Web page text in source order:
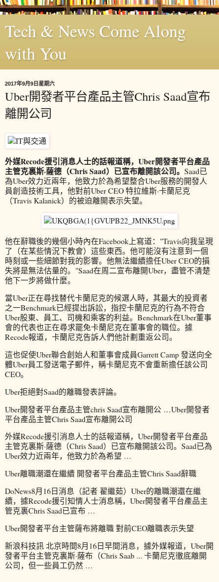
Tech & News Come Along
with You
2017年9月9日星期六
Uber開發者平台產品主管Chris Saad宣布
離開公司
外媒Recode援引消息人士的話報道稱，Uber開發者平台產品
主管克裏斯·薩德（Chris Saad）已宣布離開該公司。 Saad已
為Uber效力近兩年，他致力於為希望整合Uber服務的開發人
員創造技術工具，他對前Uber CEO 特拉維斯·卡蘭尼克
（Travis Kalanick）的被迫離開表示失望。
他在辭職後的幾個小時內在Facebook上寫道："Travis向我呈現
了（在某些情況下教會）這些東西。他可能沒有注意到一個
時刻或一些細節對我的影響。他無法繼續擔任Uber CEO的損
失將是無法估量的。"Saad在周二宣布離開Uber，盡管不清楚
他下一步將做什麼。
當Uber正在尋找替代卡蘭尼克的候選人時，其最大的投資者
之一Benchmark已經提出訴訟，指控卡蘭尼克的行為不符合
Uber股東、員工、司機和乘客的利益。Benchmark在Uber董事
會的代表也正在尋求罷免卡蘭尼克在董事會的職位。據
Recode報道，卡蘭尼克告訴人們他計劃重返公司。
這也促使Uber聯合創始人和董事會成員Garrett Camp 發送向全
體Uber員工發送電子郵件，稱卡蘭尼克不會重新擔任該公司
CEO。
Uber拒絕對Saad的離職發表評論。
Uber開發者平台產品主管chris Saad宣布離開公 …Uber開發者
平台產品主管Chris Saad宣布離開公司
外媒Recode援引消息人士的話報道稱，Uber開發者平台產品
主管克裏斯·薩德（Chris Saad）已宣布離開該公司。Saad已為
Uber效力近兩年，他致力於為希望 …
Uber離職潮還在繼續 開發者平台產品主管Chris Saad辭職
DoNews8月16日消息（記者 翟繼茹）Uber的離職潮還在繼
續，據Recode援引知情人士消息稱，Uber開發者平台產品主
管克裏Chris Saad已宣布 …
Uber開發者平台主管薩布將離職 對前CEO離職表示失望
新浪科技訊 北京時間8月16日早間消息，據外媒報道，Uber開
發者平台主管克裏斯·薩布（Chris Saab ... 卡蘭尼克徹底離開
公司，但一些員工仍然 …